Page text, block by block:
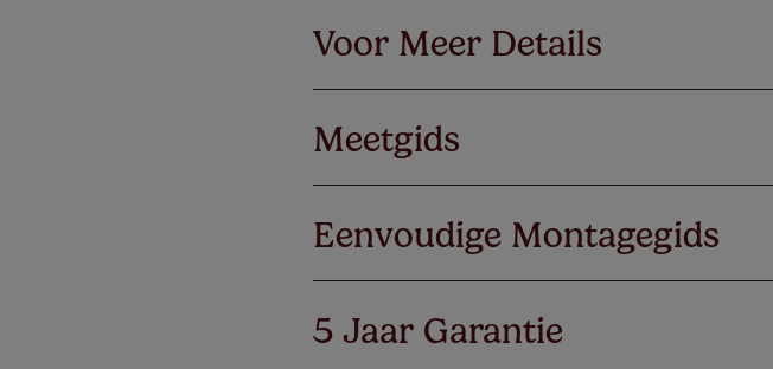
Voor Meer Details
Meetgids
Eenvoudige Montagegids
5 Jaar Garantie